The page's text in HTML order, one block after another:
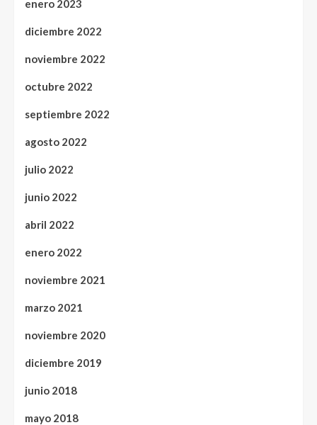
enero 2023
diciembre 2022
noviembre 2022
octubre 2022
septiembre 2022
agosto 2022
julio 2022
junio 2022
abril 2022
enero 2022
noviembre 2021
marzo 2021
noviembre 2020
diciembre 2019
junio 2018
mayo 2018